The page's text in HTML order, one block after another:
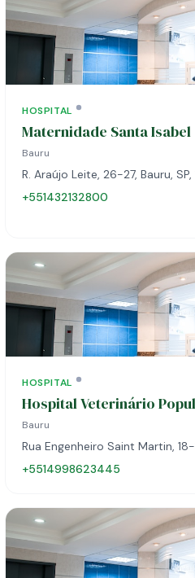
HOSPITAL
Maternidade Santa Isabel
Bauru
R. Araújo Leite, 26-27, Bauru,
+551432132800
HOSPITAL
Hospital Veterinário
Bauru
Rua Engenheiro Saint Martin, 18-
+5514998623445